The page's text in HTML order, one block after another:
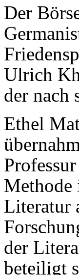
Der
Ulrich
der nach
Ethel
Methode
Literatur
der
beteiligt